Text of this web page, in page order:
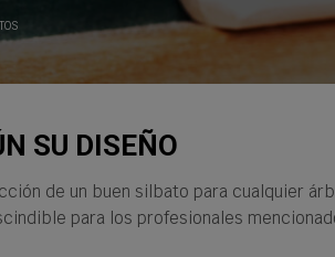
SU DISEÑO
de un buen silbato para cualquier
para los profesionales